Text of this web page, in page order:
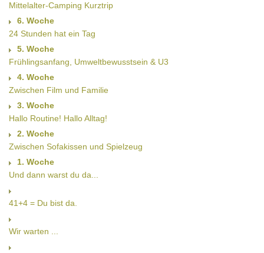
Mittelalter-Camping Kurztrip
6. Woche
24 Stunden hat ein Tag
5. Woche
Frühlingsanfang, Umweltbewusstsein & U3
4. Woche
Zwischen Film und Familie
3. Woche
Hallo Routine! Hallo Alltag!
2. Woche
Zwischen Sofakissen und Spielzeug
1. Woche
Und dann warst du da...
41+4 = Du bist da.
Wir warten ...